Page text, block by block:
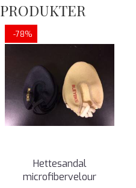
-78%
Hettesandal
microfibervelour